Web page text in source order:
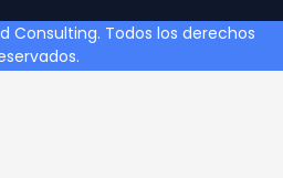
Consulting. Todos los derechos